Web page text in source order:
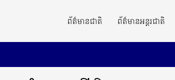
ព័ត៌មានជាតិ ព័ត៌មានអន្តរជាតិ